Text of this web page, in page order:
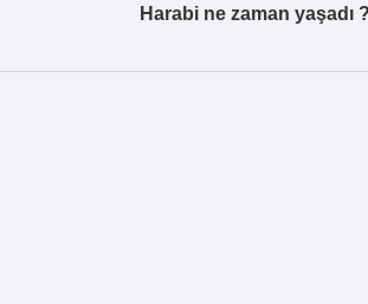
Harabi ne zaman yaşadı